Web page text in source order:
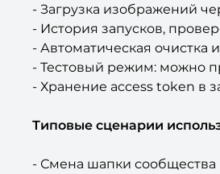
- Загрузка изображений
- История запусков,
- Автоматическая очистка
- Тестовый режим: можно
- Хранение access token в
Типовые сценарии
- Смена шапки